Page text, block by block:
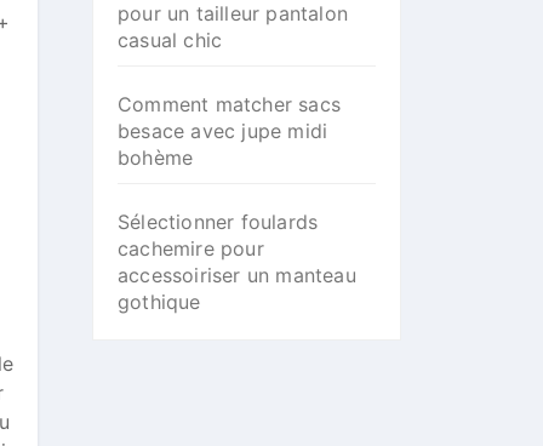
pour un tailleur pantalon
casual chic
Comment matcher sacs
besace avec jupe midi
bohème
Sélectionner foulards
cachemire pour
accessoiriser un manteau
gothique